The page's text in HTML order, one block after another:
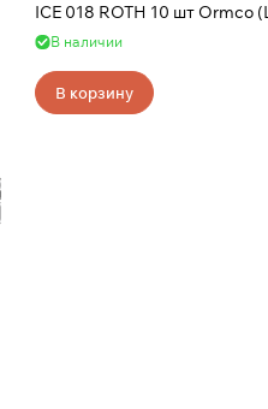
ICE 018 ROTH 10
В наличии
В корзину